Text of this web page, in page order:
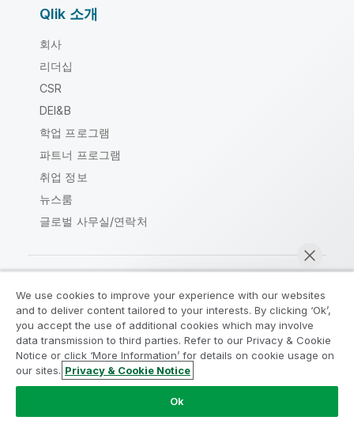
Qlik 소개
회사
리더십
CSR
DEI&B
학업 프로그램
파트너 프로그램
취업 정보
뉴스룸
글로벌 사무실/연락처
Qlik Community
법적 계약 제품 약관
Legal Policies
Legal Policies
사용 약관
Do Not Share My Info
Copyright © 1993-2026 QlikTech International AB. 무단 전재
We use cookies to improve your experience with our websites
and to deliver content tailored to your interests. By clicking ‘Ok’,
you accept the use of additional cookies which may involve
data transmission to third parties. Refer to our Privacy & Cookie
Notice or click ‘More Information’ for details on cookie usage on
our sites. Privacy & Cookie Notice
Ok